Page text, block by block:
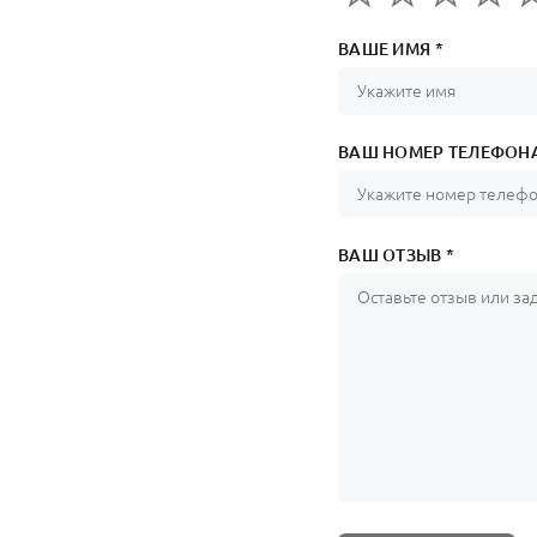
ВАШЕ ИМЯ *
ВАШ НОМЕР
ВАШ ОТЗЫВ *